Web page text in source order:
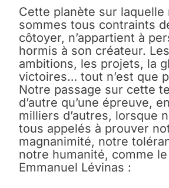
Cette planète sur laquelle
sommes tous contraints
côtoyer, n’appartient à
hormis à son créateur.
ambitions, les projets, la
victoires… tout n’est que
Notre passage sur cette
d’autre qu’une épreuve,
milliers d’autres, lorsque
tous appelés à prouver
magnanimité, notre
notre humanité, comme
Emmanuel Lévinas :